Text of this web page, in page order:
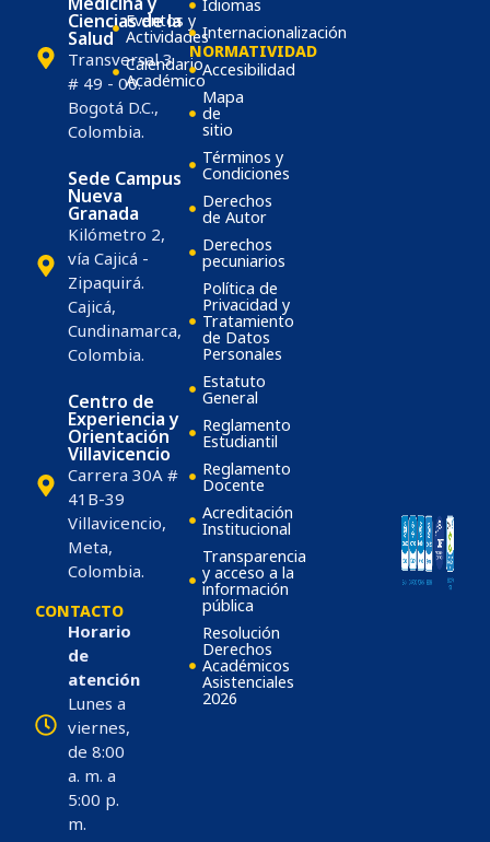
Ciencias de la
Salud
Transversal 3
# 49 - 00.
Bogotá D.C.,
Colombia.
Sede Campus
Nueva
Granada
Kilómetro 2,
vía Cajicá -
Zipaquirá.
Cajicá,
Cundinamarca,
Colombia.
Centro de
Experiencia y
Orientación
Villavicencio
Carrera 30A #
41B-39
Villavicencio,
Meta,
Colombia.
CONTACTO
Horario
de
atención
Lunes a
viernes,
de 8:00
a. m. a
5:00 p.
m.
Eventos y
Actividades
Calendario
Académico
Idiomas
Internacionalización
NORMATIVIDAD
Accesibilidad
Mapa
de
sitio
Términos y
Condiciones
Derechos
de Autor
Derechos
pecuniarios
Política de
Privacidad y
Tratamiento
de Datos
Personales
Estatuto
General
Reglamento
Estudiantil
Reglamento
Docente
Acreditación
Institucional
Transparencia
y acceso a la
información
pública
Resolución
Derechos
Académicos
Asistenciales
2026